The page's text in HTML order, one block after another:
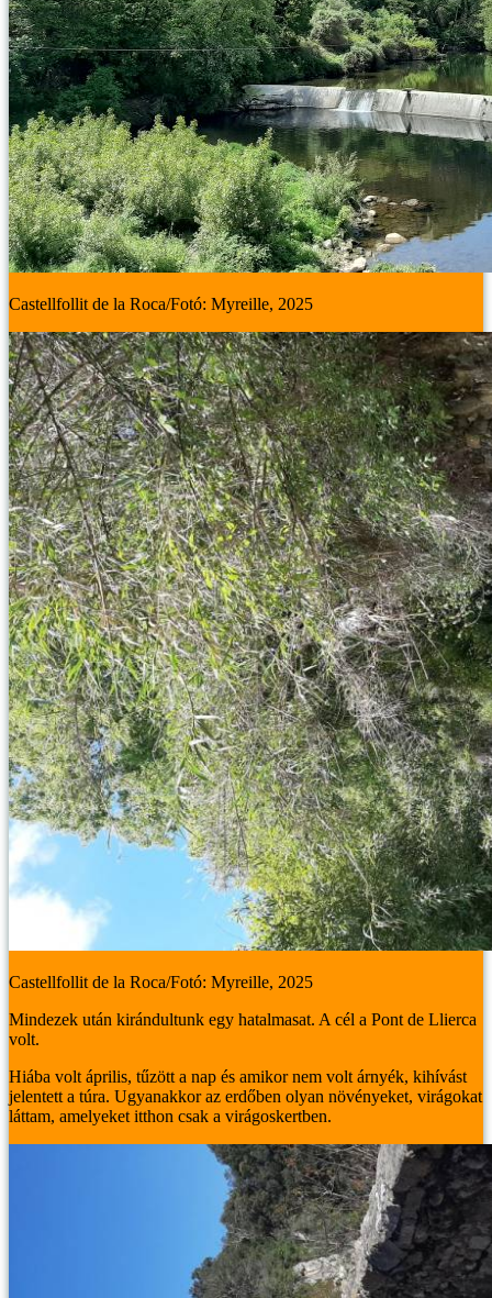
Castellfollit de la Roca/Fotó: Myreille, 2025
Castellfollit de la Roca/Fotó: Myreille, 2025
Mindezek után kirándultunk egy hatalmasat. A cél a Pont de Llierca
volt.
Hiába volt április, tűzött a nap és amikor nem volt árnyék, kihívást
jelentett a túra. Ugyanakkor az erdőben olyan növényeket, virágokat
láttam, amelyeket itthon csak a virágoskertben.